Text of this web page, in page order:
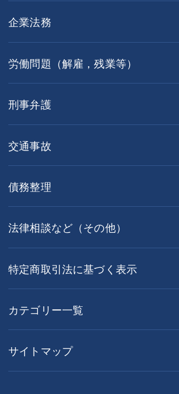
企業法務
労働問題（解雇，残業等）
刑事弁護
交通事故
債務整理
法律相談など（その他）
特定商取引法に基づく表示
カテゴリー一覧
サイトマップ